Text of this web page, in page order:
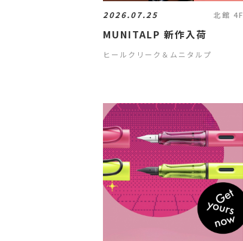
2026.07.25 北館 4F
MUNITALP 新作入荷
ヒールクリーク＆ムニタルプ